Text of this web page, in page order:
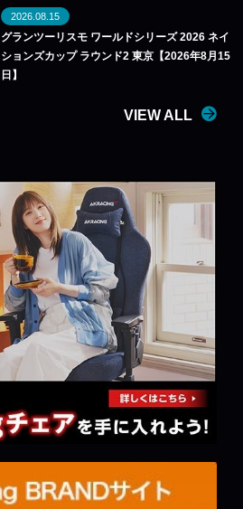
2026.08.15
グランツーリスモ ワールドシリーズ 2026 ネイ
ションズカップ ラウンド2 東京【2026年8月15
日】
VIEW ALL